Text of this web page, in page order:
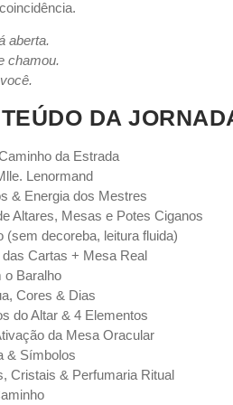
aberta.
chamou.
DA
da Estrada
Lenormand
& Energia dos Mestres
Altares, Mesas e Potes Ciganos
(sem decoreba, leitura fluida)
das Cartas + Mesa Real
o Baralho
Cores & Dias
do Altar & 4 Elementos
da Mesa Oracular
& Símbolos
Cristais & Perfumaria Ritual